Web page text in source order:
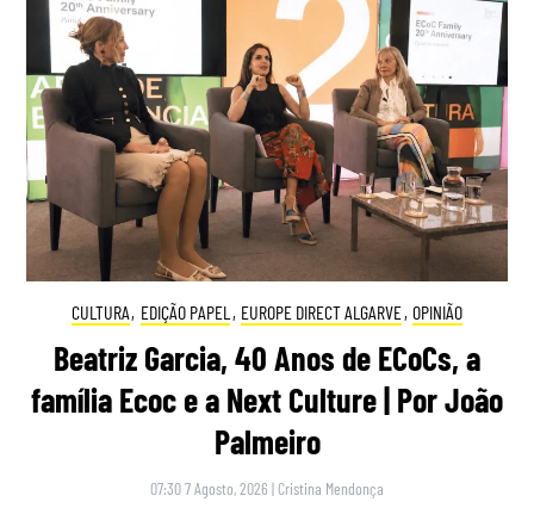
CULTURA, EDIÇÃO PAPEL , EUROPE DIRECT ALGARVE, OPINIÃO
Beatriz Garcia, 40 Anos de ECoCs, a
família Ecoc e a Next Culture | Por João
Palmeiro
07:30 7 Agosto, 2026 | Cristina Mendonça